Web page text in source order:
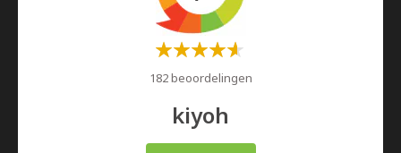
Waardering:
182 beoordelingen
kiyoh